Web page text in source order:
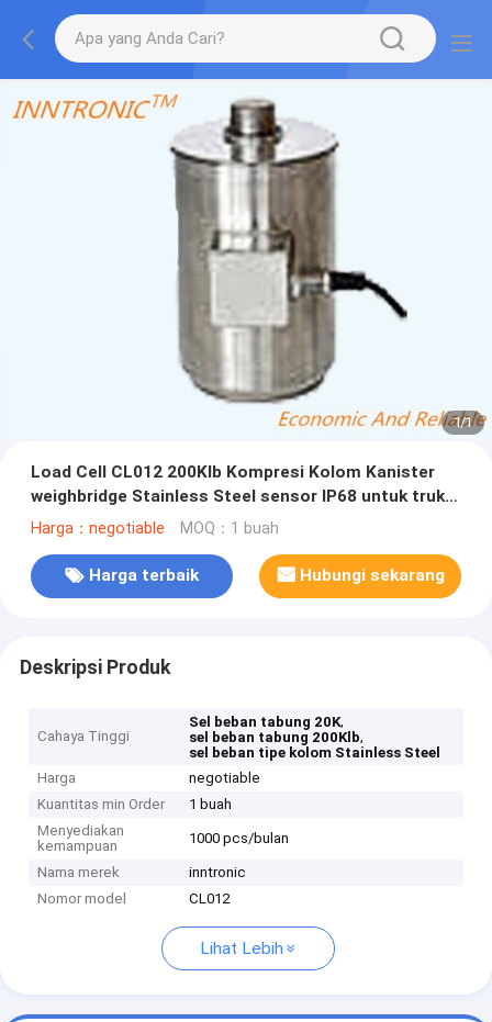
1/1
Load Cell CL012 200Klb Kompresi Kolom Kanister
weighbridge Stainless Steel sensor IP68 untuk truk
Skala 2mv/v
Harga：negotiable MOQ：1 buah
Harga terbaik Hubungi sekarang
Deskripsi Produk
Cahaya Tinggi
Sel beban tabung 20K,
sel beban tabung 200Klb,
sel beban tipe kolom Stainless Steel
Harga
negotiable
Kuantitas min Order
1 buah
Menyediakan
kemampuan
1000 pcs/bulan
Nama merek
inntronic
Nomor model
CL012
Lihat Lebih